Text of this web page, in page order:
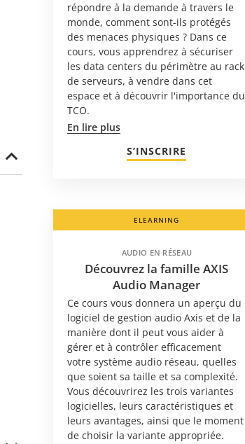
répondre à la demande à travers le
monde, comment sont-ils protégés
des menaces physiques ? Dans ce
cours, vous apprendrez à sécuriser
les data centers du périmètre au rack
de serveurs, à vendre dans cet
espace et à découvrir l'importance du
TCO.
En lire plus
S’INSCRIRE
ELEARNING
AUDIO EN RÉSEAU
Découvrez la famille AXIS
Audio Manager
Ce cours vous donnera un aperçu du
logiciel de gestion audio Axis et de la
manière dont il peut vous aider à
gérer et à contrôler efficacement
votre système audio réseau, quelles
que soient sa taille et sa complexité.
Vous découvrirez les trois variantes
logicielles, leurs caractéristiques et
leurs avantages, ainsi que le moment
de choisir la variante appropriée.